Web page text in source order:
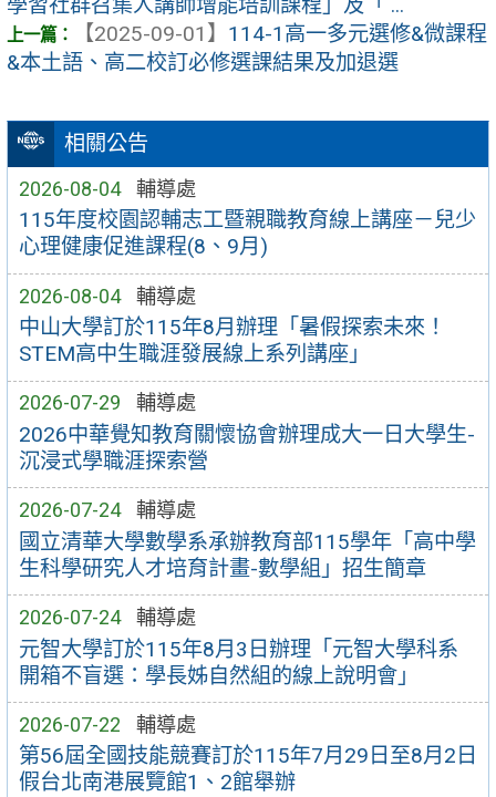
相關公告
2026-08-04 輔導處
115年度校園認輔志工暨親職教育線上講座－兒少
心理健康促進課程(8、9月)
2026-08-04 輔導處
中山大學訂於115年8月辦理「暑假探索未來！
STEM高中生職涯發展線上系列講座」
2026-07-29 輔導處
2026中華覺知教育關懷協會辦理成大一日大學生-
沉浸式學職涯探索營
2026-07-24 輔導處
國立清華大學數學系承辦教育部115學年「高中學
生科學研究人才培育計畫-數學組」招生簡章
2026-07-24 輔導處
元智大學訂於115年8月3日辦理「元智大學科系
開箱不盲選：學長姊自然組的線上說明會」
2026-07-22 輔導處
第56屆全國技能競賽訂於115年7月29日至8月2日
假台北南港展覽館1、2館舉辦
學習社群召集人講師增能培訓課程」及「 ...
【2025-09-01】 114-1高一多元選修&微課程
&本土語、高二校訂必修選課結果及加退選